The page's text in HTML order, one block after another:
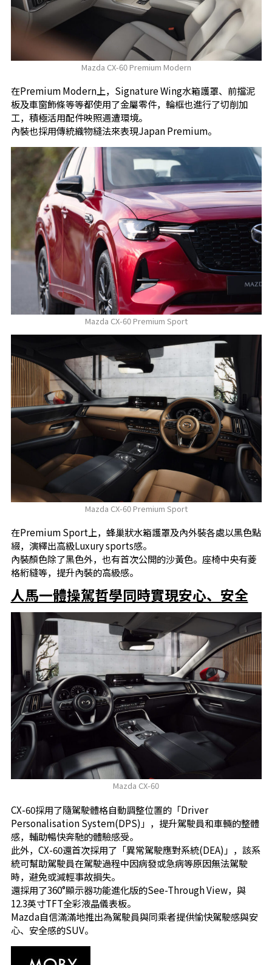
Mazda CX-60 Premium Modern
在Premium Modern上，Signature Wing水箱護罩、前擋泥
板及車窗飾條等等都使用了金屬零件，輪框也進行了切削加
工，積極活用配件映照週遭環境。
內裝也採用傳統織物縫法來表現Japan Premium。
Mazda CX-60 Premium Sport
Mazda CX-60 Premium Sport
在Premium Sport上，蜂巢狀水箱護罩及內外裝各處以黑色點
綴，演繹出高級Luxury sports感。
內裝顏色除了黑色外，也有首次公開的沙黃色。座椅中央有菱
格絎縫等，提升內裝的高級感。
人馬一體操駕哲學同時實現安心、安全
Mazda CX-60
CX-60採用了隨駕駛體格自動調整位置的「Driver
Personalisation System(DPS)」，提升駕駛員和車輛的整體
感，輔助暢快奔馳的體驗感受。
此外，CX-60還首次採用了「異常駕駛應對系統(DEA)」，該系
統可幫助駕駛員在駕駛過程中因病發或急病等原因無法駕駛
時，避免或減輕事故損失。
還採用了360°顯示器功能進化版的See-Through View，與
12.3英寸TFT全彩液晶儀表板。
Mazda自信滿滿地推出為駕駛員與同乘者提供愉快駕駛感與安
心、安全感的SUV。